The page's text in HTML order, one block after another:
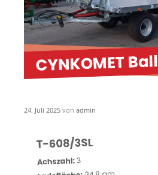
24. Juli 2025 von admin